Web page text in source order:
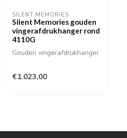
SILENT MEMORIES
Silent Memories gouden
vingerafdrukhanger rond
4110G
Gouden vingerafdrukhanger
€1.023,00